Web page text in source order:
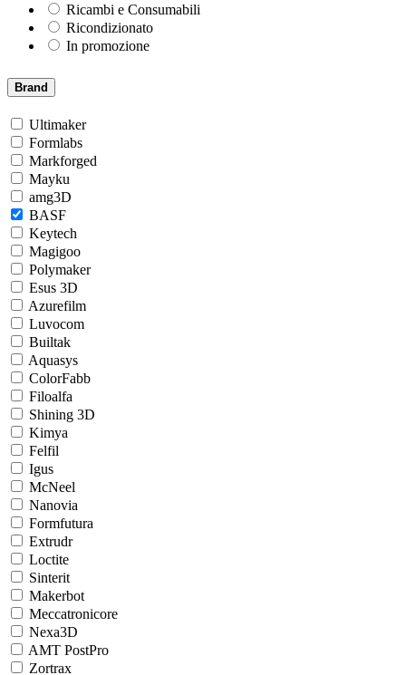
Ricambi e Consumabili
Ricondizionato
In promozione
Brand
Ultimaker
Formlabs
Markforged
Mayku
amg3D
BASF
Keytech
Magigoo
Polymaker
Esus 3D
Azurefilm
Luvocom
Builtak
Aquasys
ColorFabb
Filoalfa
Shining 3D
Kimya
Felfil
Igus
McNeel
Nanovia
Formfutura
Extrudr
Loctite
Sinterit
Makerbot
Meccatronicore
Nexa3D
AMT PostPro
Zortrax